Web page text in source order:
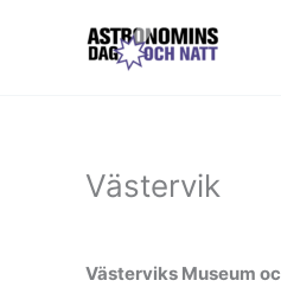
Västervik
Västerviks Museum